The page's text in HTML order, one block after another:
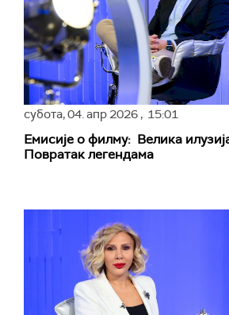
субота,04. апр 2026 , 15:01
Емисије о филму: Велика
Повратак легендама